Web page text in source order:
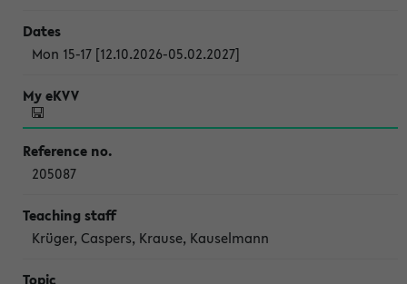
Mon 15-17 [12.10.2026-05.02.2027]
205087
Krüger, Caspers, Krause, Kauselmann